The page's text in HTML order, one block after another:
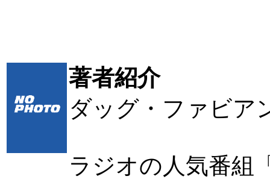
著者紹介
ダッグ・ファビア
ラジオの人気番組